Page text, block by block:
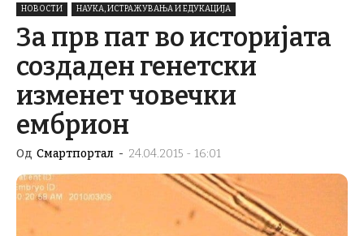
НОВОСТИ НАУКА, ИСТРАЖУВАЊА И ЕДУКАЦИЈА
За прв пат во историјата
создаден генетски
изменет човечки
ембрион
Од Смартпортал - 24.04.2015 - 16:01